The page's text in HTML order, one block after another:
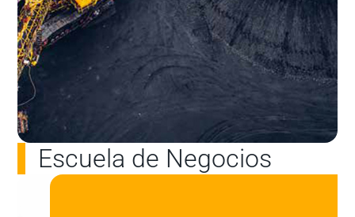
Escuela de Negocios